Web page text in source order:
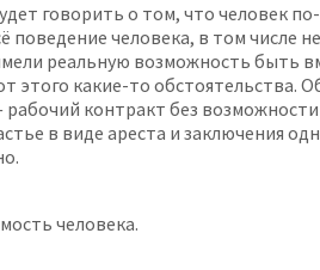
говорить о том, что человек
человека, в том числе
реальную возможность быть
этого какие-то
контракт без
в виде ареста и заключения
человека.